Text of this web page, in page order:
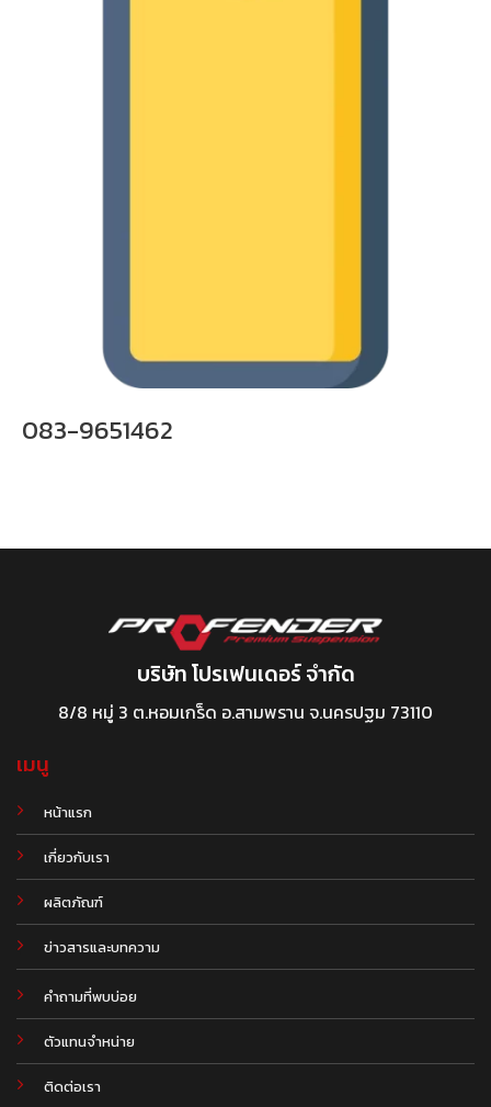
083-9651462
บริษัท โปรเฟนเดอร์ จำกัด
8/8 หมู่ 3 ต.หอมเกร็ด อ.สามพราน จ.นครปฐม 73110
เมนู
หน้าแรก
เกี่ยวกับเรา
ผลิตภัณฑ์
ข่าวสารและบทความ
.
คำถามที่พบบ่อย
ตัวแทนจำหน่าย
ติดต่อเรา